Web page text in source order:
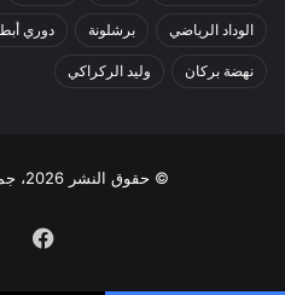
الوداد الرياضي برشلونة دوري
نهضة بركان وليد الركراكي
© حقوق النشر 2026، جميع الحقوق محفوظة